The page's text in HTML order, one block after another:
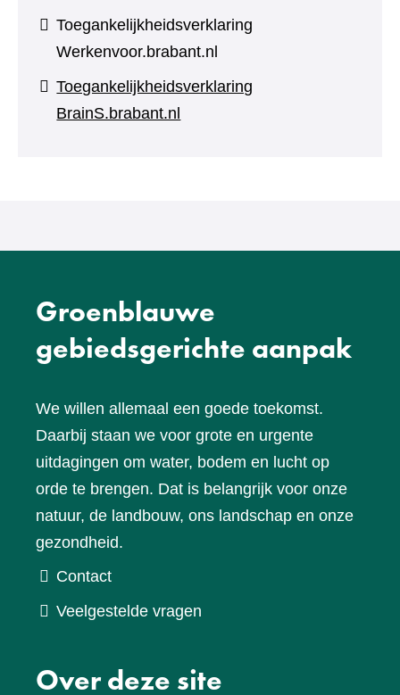
Toegankelijkheidsverklaring
Werkenvoor.brabant.nl
Toegankelijkheidsverklaring
BrainS.brabant.nl
Groenblauwe
gebiedsgerichte aanpak
We willen allemaal een goede toekomst.
Daarbij staan we voor grote en urgente
uitdagingen om water, bodem en lucht op
orde te brengen. Dat is belangrijk voor onze
natuur, de landbouw, ons landschap en onze
gezondheid.
Contact
Veelgestelde vragen
Over deze site